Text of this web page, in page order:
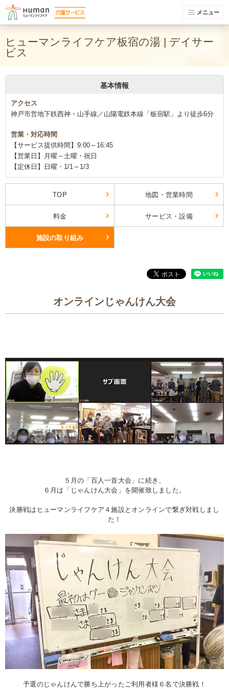
メニュー
ヒューマンライフケア板宿の湯 | デイサー
ビス
基本情報
アクセス
神戸市営地下鉄西神・山手線／山陽電鉄本線「板宿駅」より徒歩6分
営業・対応時間
【サービス提供時間】9:00～16:45
【営業日】月曜～土曜・祝日
【定休日】日曜・1/1～1/3
TOP 地図・営業時間
料金 サービス・設備
施設の取り組み
オンラインじゃんけん大会
５月の「百人一首大会」に続き、
６月は「じゃんけん大会」を開催致しました。
決勝戦はヒューマンライフケア４施設とオンラインで繋ぎ対戦しまし
た！
予選のじゃんけんで勝ち上がったご利用者様６名で決勝戦！